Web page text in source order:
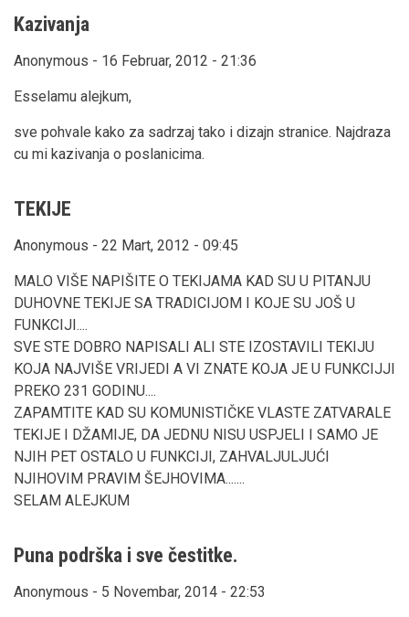
Kazivanja
Anonymous - 16 Februar, 2012 - 21:36
Esselamu alejkum,
sve pohvale kako za sadrzaj tako i dizajn stranice. Najdraza
cu mi kazivanja o poslanicima.
TEKIJE
Anonymous - 22 Mart, 2012 - 09:45
MALO VIŠE NAPIŠITE O TEKIJAMA KAD SU U PITANJU
DUHOVNE TEKIJE SA TRADICIJOM I KOJE SU JOŠ U
FUNKCIJI....
SVE STE DOBRO NAPISALI ALI STE IZOSTAVILI TEKIJU
KOJA NAJVIŠE VRIJEDI A VI ZNATE KOJA JE U FUNKCIJJI
PREKO 231 GODINU....
ZAPAMTITE KAD SU KOMUNISTIČKE VLASTE ZATVARALE
TEKIJE I DŽAMIJE, DA JEDNU NISU USPJELI I SAMO JE
NJIH PET OSTALO U FUNKCIJI, ZAHVALJULJUĆI
NJIHOVIM PRAVIM ŠEJHOVIMA.......
SELAM ALEJKUM
Puna podrška i sve čestitke.
Anonymous - 5 Novembar, 2014 - 22:53